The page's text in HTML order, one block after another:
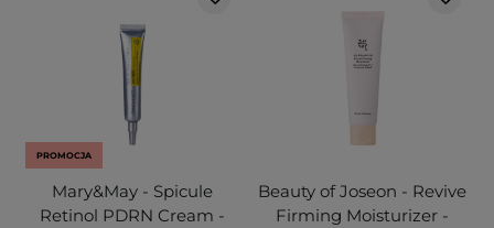
PROMOCJA
Mary&May - Spicule
Retinol PDRN Cream -
Beauty of Joseon - Revive
Firming Moisturizer -